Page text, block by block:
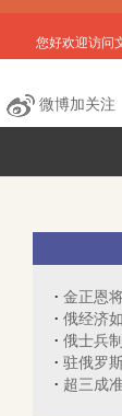
您好欢迎访问
微博加关注
金正恩
俄经济
俄士兵
超三成